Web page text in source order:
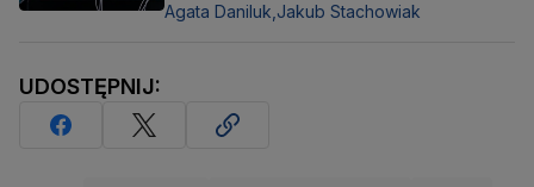
Agata Daniluk, Jakub Stachowiak
UDOSTĘPNIJ: